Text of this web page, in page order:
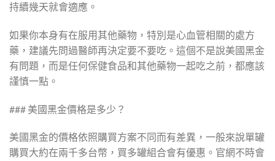
持續幾天就會適應。
如果你本身有在服用其他藥物，特別是心血管相關的處方
藥，建議先問過醫師再決定要不要吃。這個不是說美國黑金
有問題，而是任何保健食品和其他藥物一起吃之前，都應該
謹慎一點。
### 美國黑金價格是多少？
美國黑金的價格依照購買方案不同而有差異，一般來說單罐
購買大約在兩千多台幣，買多罐組合會有優惠。官網不時會